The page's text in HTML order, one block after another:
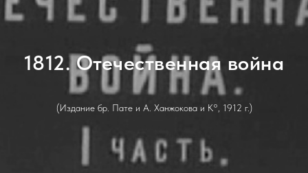
1812. Отечественная война
(Издание бр. Пате и А. Ханжокова и К°, 1912 г.)